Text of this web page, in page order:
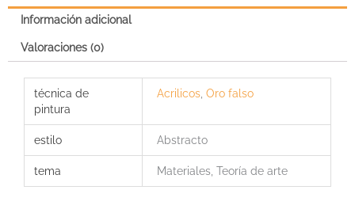
falso
las
obras
abstractas
textura
acrilico
cantidad
Información adicional
Valoraciones (0)
técnica de
pintura
Acrilicos ,Oro falso
estilo Abstracto
tema Materiales, Teoría de arte